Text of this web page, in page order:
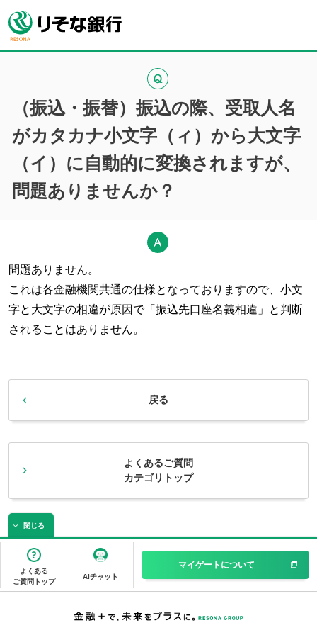
（振込・振替）振込の際、受取人名
がカタカナ小文字（ィ）から大文字
（イ）に自動的に変換されますが、
問題ありませんか？
問題ありません。
これは各金融機関共通の仕様となっておりますので、小文
字と大文字の相違が原因で「振込先口座名義相違」と判断
されることはありません。
戻る
よくあるご質問
カテゴリトップ
閉じる
よくある
ご質問トップ
AIチャット
マイゲートについて